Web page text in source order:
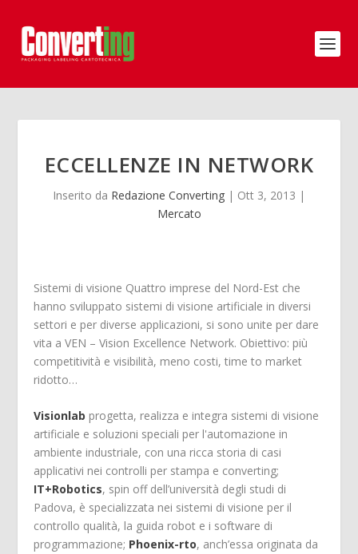
ECCELLENZE IN NETWORK
Inserito da Redazione Converting | Ott 3, 2013 |
Mercato
Sistemi di visione Quattro imprese del Nord-Est che
hanno sviluppato sistemi di visione artificiale in diversi
settori e per diverse applicazioni, si sono unite per dare
vita a VEN – Vision Excellence Network. Obiettivo: più
competitività e visibilità, meno costi, time to market
ridotto…
Visionlab progetta, realizza e integra sistemi di visione
artificiale e soluzioni speciali per l'automazione in
ambiente industriale, con una ricca storia di casi
applicativi nei controlli per stampa e converting;
IT+Robotics, spin off dell’università degli studi di
Padova, è specializzata nei sistemi di visione per il
controllo qualità, la guida robot e i software di
programmazione; Phoenix-rto, anch’essa originata da